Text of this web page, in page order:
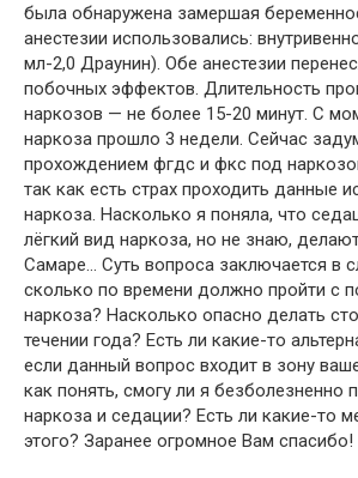
была обнаружена замершая
анестезии использовались:
мл-2,0 Драунин). Обе анестезии
побочных эффектов. Длительность
наркозов — не более 15-20 минут. С
наркоза прошло 3 недели. Сейчас
прохождением фгдс и фкс под
так как есть страх проходить данные
наркоза. Насколько я поняла, что
лёгкий вид наркоза, но не знаю,
Самаре… Суть вопроса заключается в
сколько по времени должно пройти с
наркоза? Насколько опасно делать
течении года? Есть ли какие-то
если данный вопрос входит в зону
как понять, смогу ли я безболезненно
наркоза и седации? Есть ли какие-то
этого? Заранее огромное Вам спасибо!